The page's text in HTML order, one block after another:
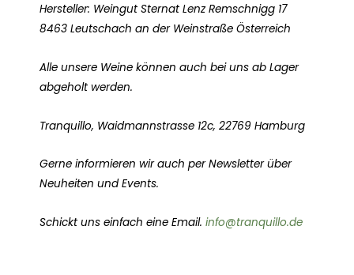
Hersteller: Weingut Sternat Lenz Remschnigg 17
8463 Leutschach an der Weinstraße Österreich
Alle unsere Weine können auch bei uns ab Lager
abgeholt werden.
Tranquillo, Waidmannstrasse 12c, 22769 Hamburg
Gerne informieren wir auch per Newsletter über
Neuheiten und Events.
Schickt uns einfach eine Email. info@tranquillo.de